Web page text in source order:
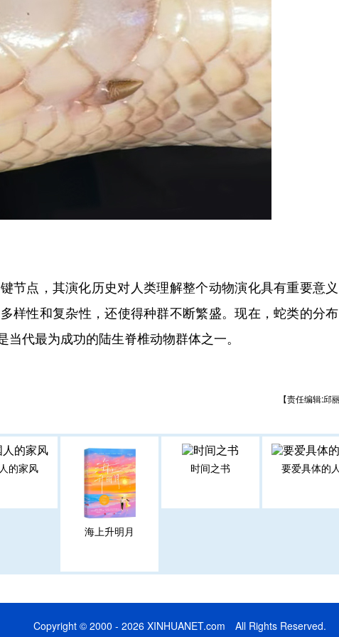
点，其演化历史对人类理解整个动物演化具有重要意
样性和复杂性，还使得种群不断繁盛。现在，蛇类的分
代最为成功的陆生脊椎动物群体之一。
【责任编辑:邱
的家风
海上升明月
时间之书 要爱具体的人
Copyright © 2000 - 2026 XINHUANET.com All Rights Reserved.